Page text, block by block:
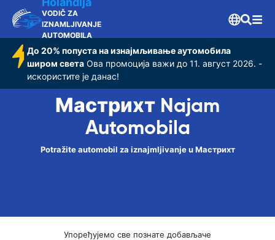
VODIČ ZA
IZNAMLJIVANJE
AUTOMOBILA
До 20% попуста на изнајмљивање аутомобила
широм света Ова промоција важи до 11. август 2026. -
искористите је данас!
Мастрихт Najam
Automobila
Potražite automobil za iznajmljivanje u Мастрихт
Упоређујемо све познате добављаче